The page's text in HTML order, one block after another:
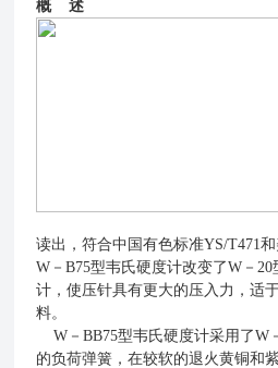
概 述
读出，符合中国有色标准YS/T471和
W－B75型韦氏硬度计改变了W－
计，使压针具有更大的压入力，适
料。
W－BB75型韦氏硬度计采用了W
的负荷弹簧，在较软的退火黄铜和